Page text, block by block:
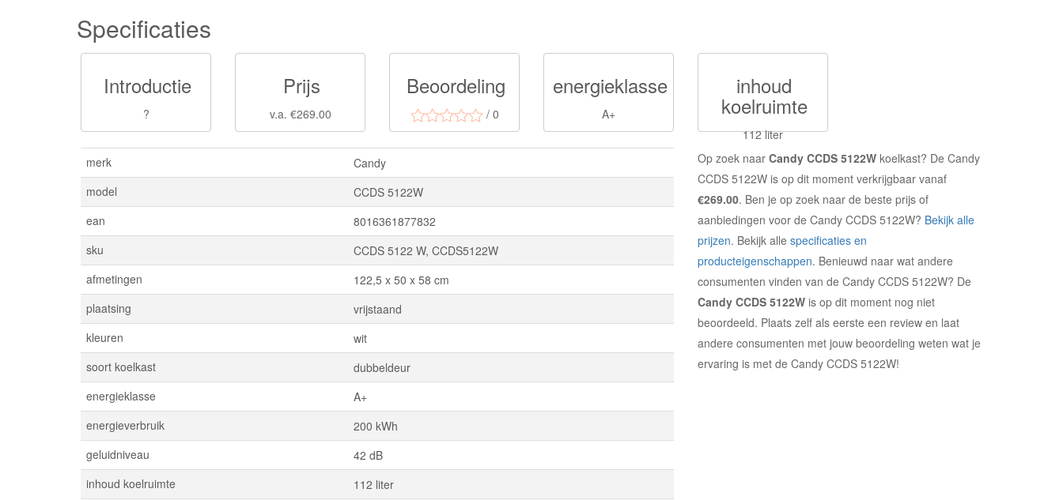
Specificaties
Introductie
?
Prijs
v.a. €269.00
Beoordeling
/ 0
energieklasse
A+
inhoud
koelruimte
112 liter
merk
Candy
model
CCDS 5122W
ean
8016361877832
sku
CCDS 5122 W, CCDS5122W
afmetingen
122,5 x 50 x 58 cm
plaatsing
vrijstaand
kleuren
wit
soort koelkast
dubbeldeur
energieklasse
A+
energieverbruik
200 kWh
geluidniveau
42 dB
inhoud koelruimte
112 liter
Op zoek naar Candy CCDS 5122W koelkast? De Candy
CCDS 5122W is op dit moment verkrijgbaar vanaf
€269.00. Ben je op zoek naar de beste prijs of
aanbiedingen voor de Candy CCDS 5122W? Bekijk alle
prijzen. Bekijk alle specificaties en
producteigenschappen. Benieuwd naar wat andere
consumenten vinden van de Candy CCDS 5122W? De
Candy CCDS 5122W is op dit moment nog niet
beoordeeld. Plaats zelf als eerste een review en laat
andere consumenten met jouw beoordeling weten wat je
ervaring is met de Candy CCDS 5122W!